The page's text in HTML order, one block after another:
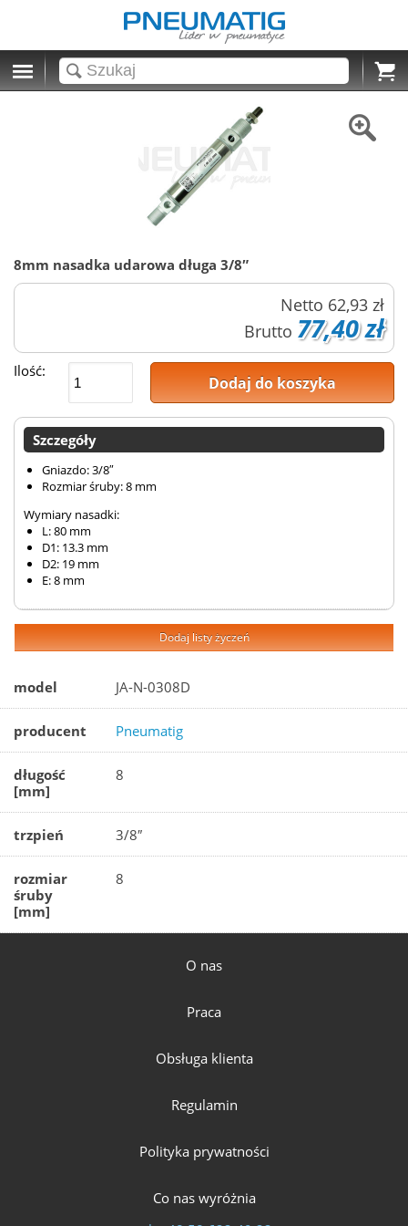
Cart
8mm nasadka udarowa długa 3/8″
Netto 62,93 zł
Brutto 77,40 zł
Ilość:
Dodaj do koszyka
Szczegóły
Gniazdo: 3/8″
Rozmiar śruby: 8 mm
Wymiary nasadki:
L: 80 mm
D1: 13.3 mm
D2: 19 mm
E: 8 mm
Dodaj listy życzeń
model JA-N-0308D
producent Pneumatig
długość
[mm]
8
trzpień 3/8″
rozmiar
śruby
[mm]
8
O nas
Praca
Obsługa klienta
Regulamin
Polityka prywatności
Co nas wyróżnia